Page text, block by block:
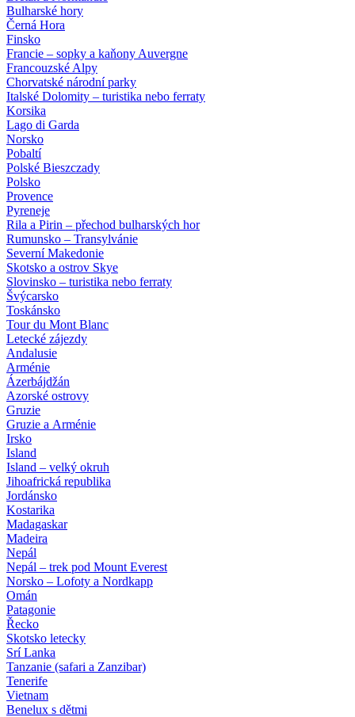
Bulharské hory
Černá Hora
Finsko
Francie – sopky a kaňony Auvergne
Francouzské Alpy
Chorvatské národní parky
Italské Dolomity – turistika nebo ferraty
Korsika
Lago di Garda
Norsko
Pobaltí
Polské Bieszczady
Polsko
Provence
Pyreneje
Rila a Pirin – přechod bulharských hor
Rumunsko – Transylvánie
Severní Makedonie
Skotsko a ostrov Skye
Slovinsko – turistika nebo ferraty
Švýcarsko
Toskánsko
Tour du Mont Blanc
Letecké zájezdy
Andalusie
Arménie
Ázerbájdžán
Azorské ostrovy
Gruzie
Gruzie a Arménie
Irsko
Island
Island – velký okruh
Jihoafrická republika
Jordánsko
Kostarika
Madagaskar
Madeira
Nepál
Nepál – trek pod Mount Everest
Norsko – Lofoty a Nordkapp
Omán
Patagonie
Řecko
Skotsko letecky
Srí Lanka
Tanzanie (safari a Zanzibar)
Tenerife
Vietnam
Benelux s dětmi